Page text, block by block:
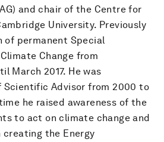
and chair of the Centre for
University. Previously
of permanent Special
Change from
March 2017. He was
Scientific Advisor from 2000 to
he raised awareness of the
to act on climate change and
the Energy